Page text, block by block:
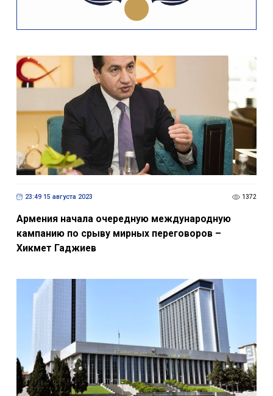
23:49 15 августа 2023 1372
Армения начала очередную международную
кампанию по срыву мирных переговоров –
Хикмет Гаджиев